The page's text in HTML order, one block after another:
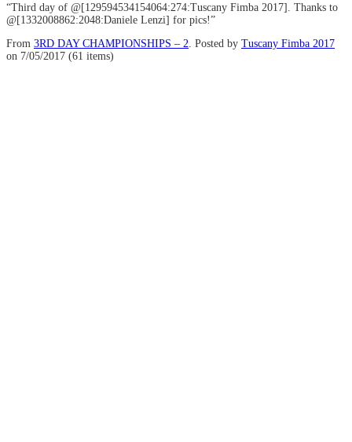
“Third day of @[129594534154064:274:Tuscany Fimba 2017]. Thanks to
@[1332008862:2048:Daniele Lenzi] for pics!”
From 3RD DAY CHAMPIONSHIPS – 2 . Posted by Tuscany Fimba 2017
on 7/05/2017 (61 items)